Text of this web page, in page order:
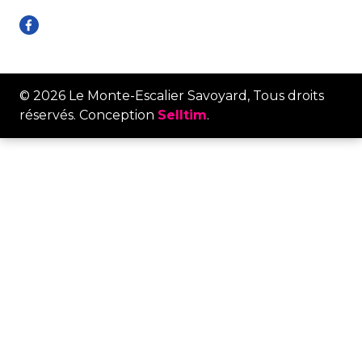
© 2026 Le Monte-Escalier Savoyard, Tous droits
réservés. Conception Selltim.